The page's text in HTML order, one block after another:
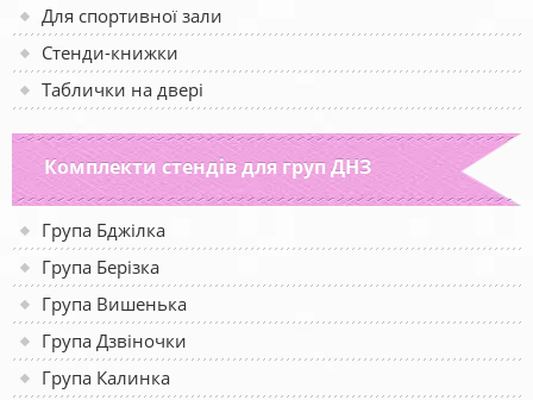
Для спортивної зали
Стенди-книжки
Таблички на двері
Комплекти стендів для груп ДНЗ
Група Бджілка
Група Берізка
Група Вишенька
Група Дзвіночки
Група Калинка